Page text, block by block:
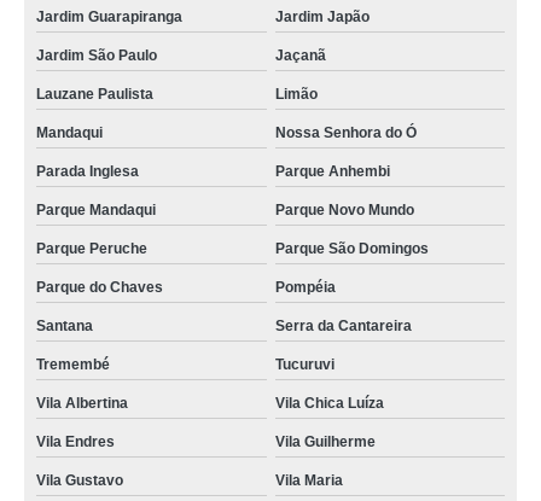
Jardim Guarapiranga Jardim Japão
Jardim São Paulo Jaçanã
Lauzane Paulista Limão
Mandaqui Nossa Senhora do Ó
Parada Inglesa Parque Anhembi
Parque Mandaqui Parque Novo Mundo
Parque Peruche Parque São Domingos
Parque do Chaves Pompéia
Santana Serra da Cantareira
Tremembé Tucuruvi
Vila Albertina Vila Chica Luíza
Vila Endres Vila Guilherme
Vila Gustavo Vila Maria